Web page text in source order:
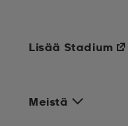
Meistä
Lisää Stadium